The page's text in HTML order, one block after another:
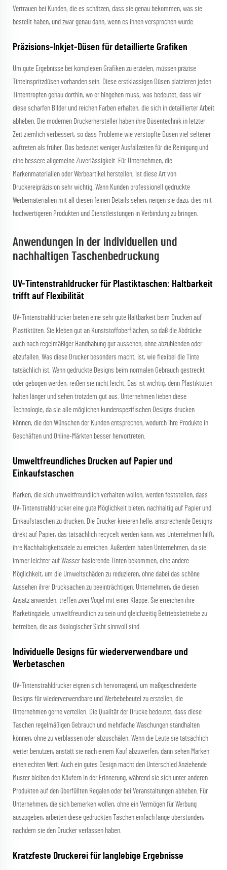
Vertrauen bei Kunden, die es schätzen, dass sie genau bekommen, was sie
bestellt haben, und zwar genau dann, wenn es ihnen versprochen wurde.
Präzisions-Inkjet-Düsen für detaillierte Grafiken
Um gute Ergebnisse bei komplexen Grafiken zu erzielen, müssen präzise
Tinteinspritzdüsen vorhanden sein. Diese erstklassigen Düsen platzieren jeden
Tintentropfen genau dorthin, wo er hingehen muss, was bedeutet, dass wir
diese scharfen Bilder und reichen Farben erhalten, die sich in detaillierter Arbeit
abheben. Die modernen Druckerhersteller haben ihre Düsentechnik in letzter
Zeit ziemlich verbessert, so dass Probleme wie verstopfte Düsen viel seltener
auftreten als früher. Das bedeutet weniger Ausfallzeiten für die Reinigung und
eine bessere allgemeine Zuverlässigkeit. Für Unternehmen, die
Markenmaterialien oder Werbeartikel herstellen, ist diese Art von
Druckereipräzision sehr wichtig. Wenn Kunden professionell gedruckte
Werbematerialien mit all diesen feinen Details sehen, neigen sie dazu, dies mit
hochwertigeren Produkten und Dienstleistungen in Verbindung zu bringen.
Anwendungen in der individuellen und
nachhaltigen Taschenbedruckung
UV-Tintenstrahldrucker für Plastiktaschen: Haltbarkeit
trifft auf Flexibilität
UV-Tintenstrahldrucker bieten eine sehr gute Haltbarkeit beim Drucken auf
Plastiktüten. Sie kleben gut an Kunststoffoberflächen, so daß die Abdrücke
auch nach regelmäßiger Handhabung gut aussehen, ohne abzublenden oder
abzufallen. Was diese Drucker besonders macht, ist, wie flexibel die Tinte
tatsächlich ist. Wenn gedruckte Designs beim normalen Gebrauch gestreckt
oder gebogen werden, reißen sie nicht leicht. Das ist wichtig, denn Plastiktüten
halten länger und sehen trotzdem gut aus. Unternehmen lieben diese
Technologie, da sie alle möglichen kundenspezifischen Designs drucken
können, die den Wünschen der Kunden entsprechen, wodurch ihre Produkte in
Geschäften und Online-Märkten besser hervortreten.
Umweltfreundliches Drucken auf Papier und
Einkaufstaschen
Marken, die sich umweltfreundlich verhalten wollen, werden feststellen, dass
UV-Tintenstrahldrucker eine gute Möglichkeit bieten, nachhaltig auf Papier und
Einkaufstaschen zu drucken. Die Drucker kreieren helle, ansprechende Designs
direkt auf Papier, das tatsächlich recycelt werden kann, was Unternehmen hilft,
ihre Nachhaltigkeitsziele zu erreichen. Außerdem haben Unternehmen, da sie
immer leichter auf Wasser basierende Tinten bekommen, eine andere
Möglichkeit, um die Umweltschäden zu reduzieren, ohne dabei das schöne
Aussehen ihrer Drucksachen zu beeinträchtigen. Unternehmen, die diesen
Ansatz anwenden, treffen zwei Vögel mit einer Klappe: Sie erreichen ihre
Marketingziele, umweltfreundlich zu sein und gleichzeitig Betriebsbetriebe zu
betreiben, die aus ökologischer Sicht sinnvoll sind.
Individuelle Designs für wiederverwendbare und
Werbetaschen
UV-Tintenstrahldrucker eignen sich hervorragend, um maßgeschneiderte
Designs für wiederverwendbare und Werbebebeutel zu erstellen, die
Unternehmen gerne verteilen. Die Qualität der Drucke bedeutet, dass diese
Taschen regelmäßigen Gebrauch und mehrfache Waschungen standhalten
können, ohne zu verblassen oder abzuschälen. Wenn die Leute sie tatsächlich
weiter benutzen, anstatt sie nach einem Kauf abzuwerfen, dann sehen Marken
einen echten Wert. Auch ein gutes Design macht den Unterschied Anziehende
Muster bleiben den Käufern in der Erinnerung, während sie sich unter anderen
Produkten auf den überfüllten Regalen oder bei Veranstaltungen abheben. Für
Unternehmen, die sich bemerken wollen, ohne ein Vermögen für Werbung
auszugeben, arbeiten diese gedruckten Taschen einfach lange überstunden,
nachdem sie den Drucker verlassen haben.
Kratzfeste Druckerei für langlebige Ergebnisse